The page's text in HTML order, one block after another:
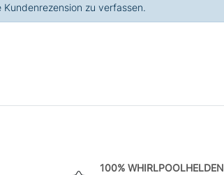
zu verfassen.
100% WHIRLPOOLHELDEN